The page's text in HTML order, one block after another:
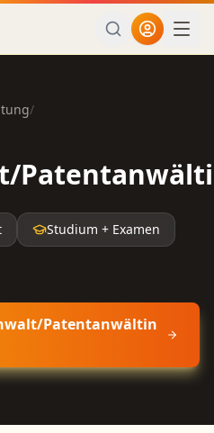
/
Studium + Examen
Patentanwältin